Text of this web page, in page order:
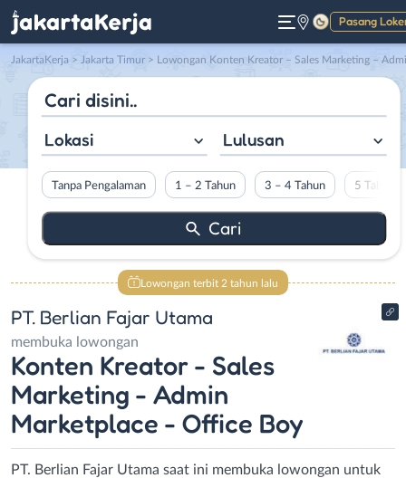
Pasang
Gelap
JakartaKerja > Jakarta Timur > Lowongan Konten Kreator – Sales Marketing – Admin Marketplace – Office Boy di PT. Berlian Fajar Utama
Lokasi Lulusan
Tanpa Pengalaman 1 – 2 Tahun 3 – 4 Tahun 5 Tahun
Lowongan terbit 2 tahun lalu
PT. Berlian Fajar Utama
membuka lowongan
Konten Kreator - Sales
Marketing - Admin
Marketplace - Office Boy
PT. Berlian Fajar Utama saat ini membuka lowongan untuk